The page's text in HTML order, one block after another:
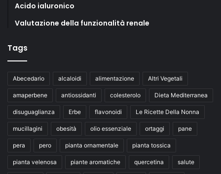
Acido ialuronico
Valutazione della funzionalità renale
Tags
Abecedario alcaloidi alimentazione Altri Vegetali
amaperbene antiossidanti colesterolo Dieta Mediterranea
disuguaglianza Erbe flavonoidi Le Ricette Della Nonna
mucillagini obesità olio essenziale ortaggi pane
pera pero pianta ornamentale pianta tossica
pianta velenosa piante aromatiche quercetina salute